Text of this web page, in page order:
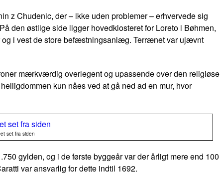
z Chudenic, der – ikke uden problemer – erhvervede sig
den østlige side ligger hovedklosteret for Loreto i Bøhmen,
i vest de store befæstningsanlæg. Terrænet var ujævnt
mærkværdig overlegent og upassende over den religiøse
kun nåes ved at gå ned ad en mur, hvor
set fra siden
gylden, og i de første byggeår var der årligt mere end 100
var ansvarlig for dette indtil 1692.